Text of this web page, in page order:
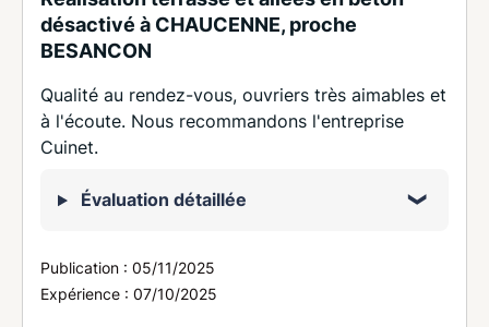
désactivé à CHAUCENNE, proche
BESANCON
Qualité au rendez-vous, ouvriers très aimables et
à l'écoute. Nous recommandons l'entreprise
Cuinet.
Évaluation détaillée
Publication : 05/11/2025
Expérience : 07/10/2025